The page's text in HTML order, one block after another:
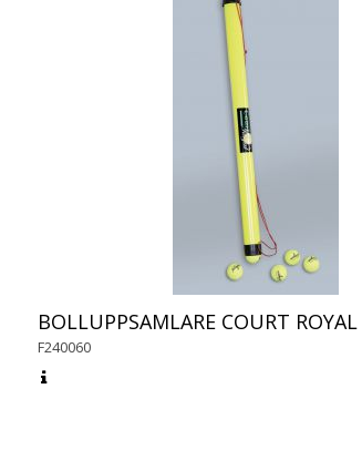
BOLLUPPSAMLARE COURT ROYAL
F240060